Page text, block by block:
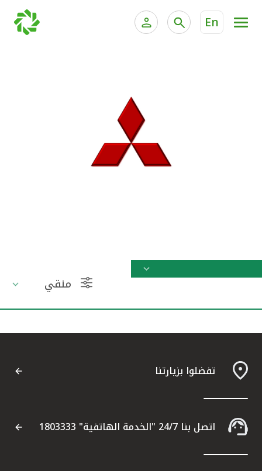
En
الخدمات المصرفية الإلكترونية للشركات
خدمة "بيتك" للتداول الإلكتروني
اتصل بنا
المملكة المتحدة
منقي
تفضلوا بزيارتنا
اتصل بنا 24/7 "الخدمة الهاتفية" 1803333